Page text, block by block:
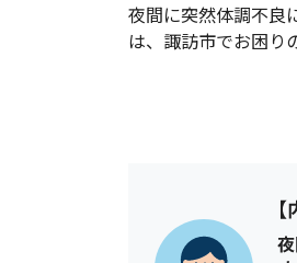
夜間に突然体調不良
は、 諏訪市でお困り